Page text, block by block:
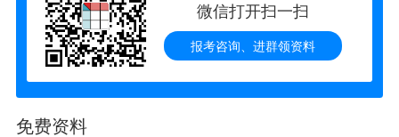
微信打开扫一扫
报考咨询、进群领资料
免费资料